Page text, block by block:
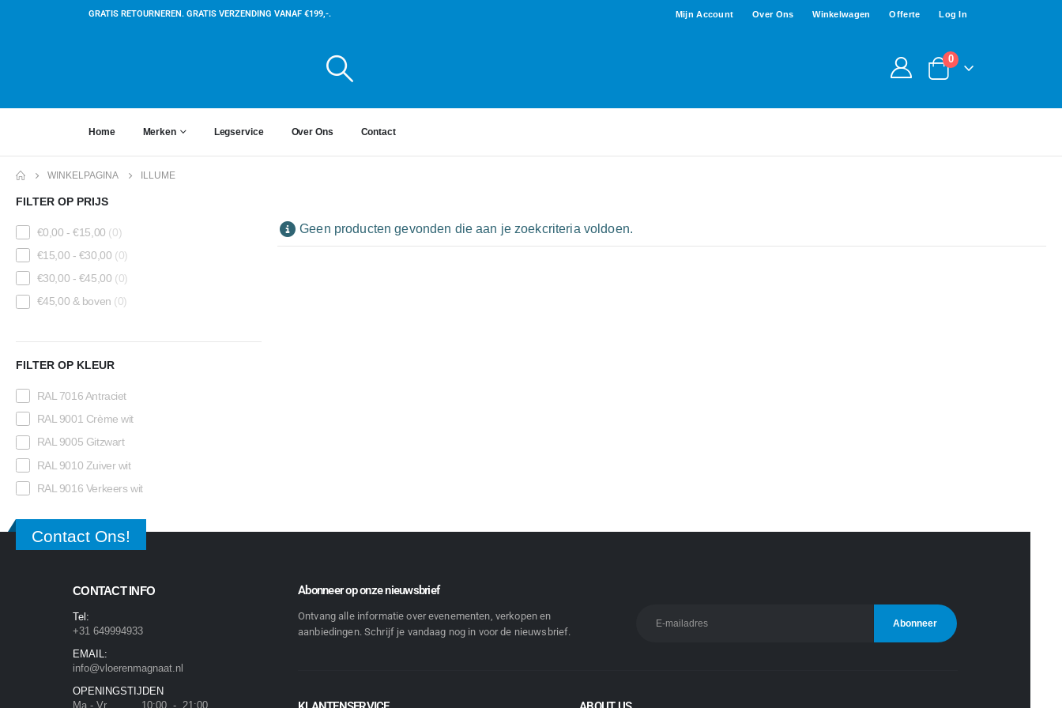
GRATIS RETOURNEREN. GRATIS VERZENDING VANAF €199,-. Mijn Account Over Ons Winkelwagen Offerte Log In
0
Home Merken Legservice Over Ons Contact
WINKELPAGINA ILLUME
Geen producten gevonden die aan je zoekcriteria voldoen.
FILTER OP PRIJS
€0,00 -€15,00 (0)
€15,00 - €30,00 (0)
€30,00 - €45,00 (0)
€45,00 & boven (0)
FILTER OP KLEUR
RAL 7016 Antraciet
RAL 9001 Crème wit
RAL 9005 Gitzwart
RAL 9010 Zuiver wit
RAL 9016 Verkeers wit
Contact Ons!
CONTACT INFO
Tel:
+31 649994933
EMAIL:
info@vloerenmagnaat.nl
OPENINGSTIJDEN
Ma - Vr 10:00 - 21:00
Abonneer op onze nieuwsbrief
Ontvang alle informatie over evenementen, verkopen en
aanbiedingen. Schrijf je vandaag nog in voor de nieuwsbrief.